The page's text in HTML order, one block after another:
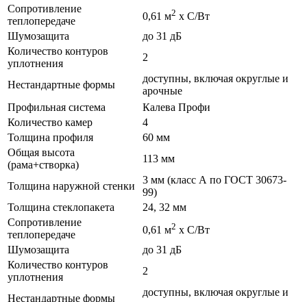
Сопротивление
теплопередаче
0,61 м2 х С/Вт
Шумозащита
до 31 дБ
Количество контуров
уплотнения
2
Нестандартные формы
доступны, включая округлые и
арочные
Профильная система
Калева Профи
Количество камер
4
Толщина профиля
60 мм
Общая высота
(рама+створка)
113 мм
Толщина наружной стенки
3 мм (класс А по ГОСТ 30673-
99)
Толщина стеклопакета
24, 32 мм
Сопротивление
теплопередаче
0,61 м2 х С/Вт
Шумозащита
до 31 дБ
Количество контуров
уплотнения
2
Нестандартные формы
доступны, включая округлые и